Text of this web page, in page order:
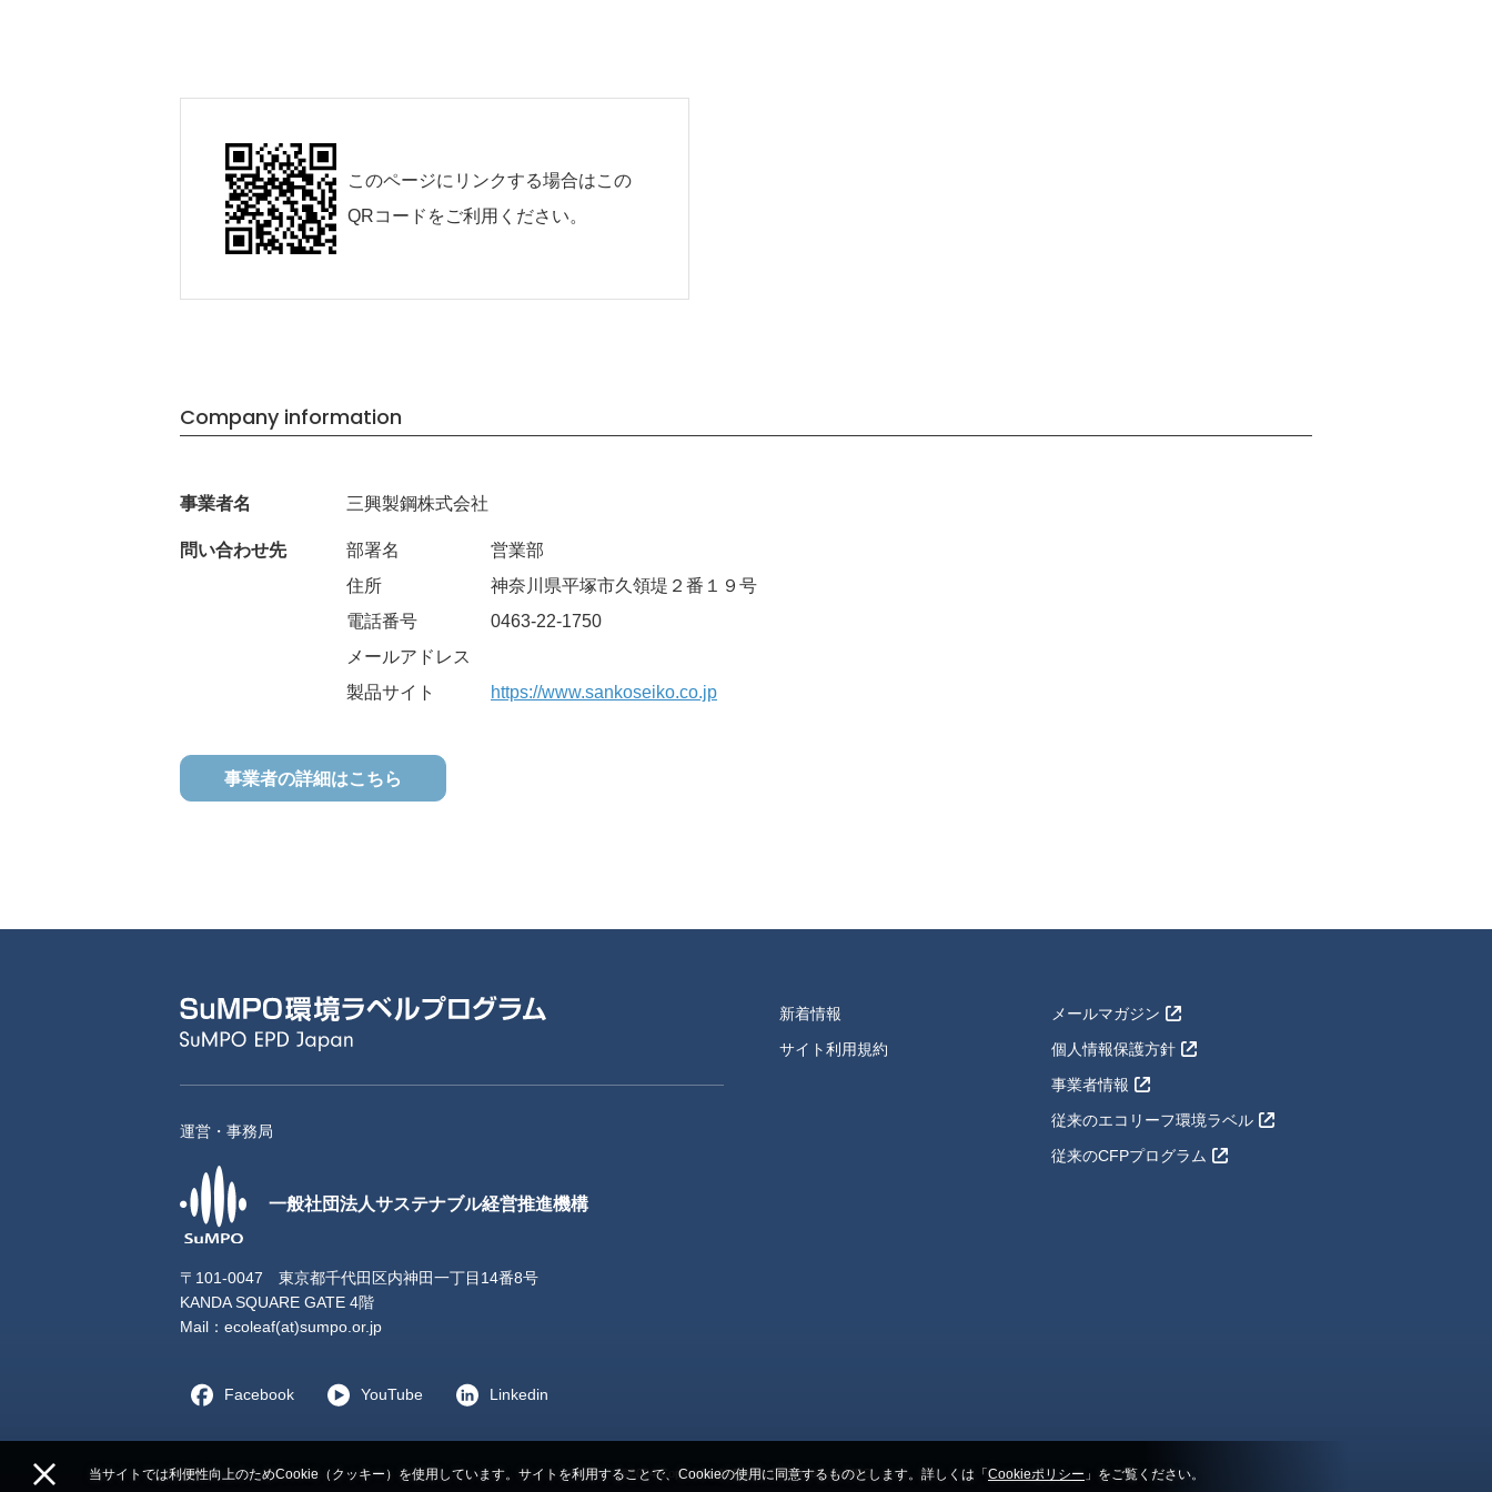
このページにリンクする場合はこの
QRコードをご利用ください。
Company information
事業者名 三興製鋼株式会社
問い合わせ先 部署名
営業部
住所
神奈川県平塚市久領堤２番１９号
電話番号
0463-22-1750
メールアドレス
製品サイト
https://www.sankoseiko.co.jp
事業者の詳細はこちら
運営・事務局
一般社団法人サステナブル経営推進機構
〒101-0047 東京都千代田区内神田一丁目14番8号
KANDA SQUARE GATE 4階
Mail： ecoleaf(at)sumpo.or.jp
Facebook YouTube Linkedin
新着情報
サイト利用規約
メールマガジン
個人情報保護方針
事業者情報
従来のエコリーフ環境ラベル
従来のCFPプログラム
©2024 Copyright. All Rights Reserved. SuMPO
当サイトでは利便性向上のためCookie（クッキー）を使用しています。サイトを利用することで、Cookieの使用に同意するものとします。詳しくは「 Cookieポリシー 」をご覧ください。